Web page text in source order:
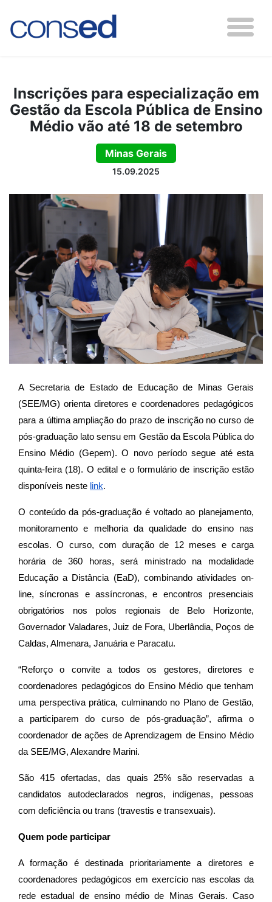
Inscrições para especialização em
Gestão da Escola Pública de Ensino
Médio vão até 18 de setembro
Minas Gerais
15.09.2025
A Secretaria de Estado de Educação de Minas Gerais
(SEE/MG) orienta diretores e coordenadores pedagógicos
para a última ampliação do prazo de inscrição no curso de
pós-graduação lato sensu em Gestão da Escola Pública do
Ensino Médio (Gepem). O novo período segue até esta
quinta-feira (18). O edital e o formulário de inscrição estão
disponíveis neste link.
O conteúdo da pós-graduação é voltado ao planejamento,
monitoramento e melhoria da qualidade do ensino nas
escolas. O curso, com duração de 12 meses e carga
horária de 360 horas, será ministrado na modalidade
Educação a Distância (EaD), combinando atividades on-
line, síncronas e assíncronas, e encontros presenciais
obrigatórios nos polos regionais de Belo Horizonte,
Governador Valadares, Juiz de Fora, Uberlândia, Poços de
Caldas, Almenara, Januária e Paracatu.
“Reforço o convite a todos os gestores, diretores e
coordenadores pedagógicos do Ensino Médio que tenham
uma perspectiva prática, culminando no Plano de Gestão,
a participarem do curso de pós-graduação”, afirma o
coordenador de ações de Aprendizagem de Ensino Médio
da SEE/MG, Alexandre Marini.
São 415 ofertadas, das quais 25% são reservadas a
candidatos autodeclarados negros, indígenas, pessoas
com deficiência ou trans (travestis e transexuais).
Quem pode participar
A formação é destinada prioritariamente a diretores e
coordenadores pedagógicos em exercício nas escolas da
rede estadual de ensino médio de Minas Gerais. Caso